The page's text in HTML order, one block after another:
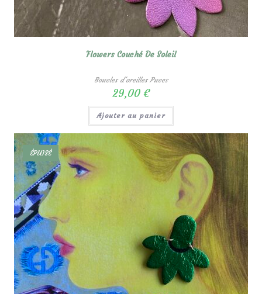
Flowers Couché De Soleil
Boucles d'oreilles Puces
29,00 €
Ajouter au panier
ÉPUISÉ